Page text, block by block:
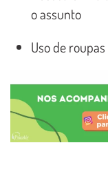
o assunto
Uso de